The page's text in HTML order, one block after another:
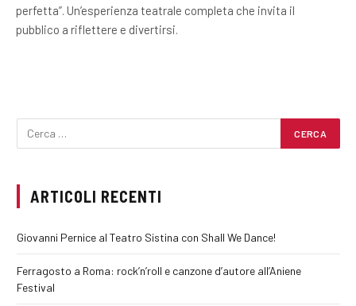
perfetta”. Un’esperienza teatrale completa che invita il
pubblico a riflettere e divertirsi.
ARTICOLI RECENTI
Giovanni Pernice al Teatro Sistina con Shall We Dance!
Ferragosto a Roma: rock’n’roll e canzone d’autore all’Aniene
Festival